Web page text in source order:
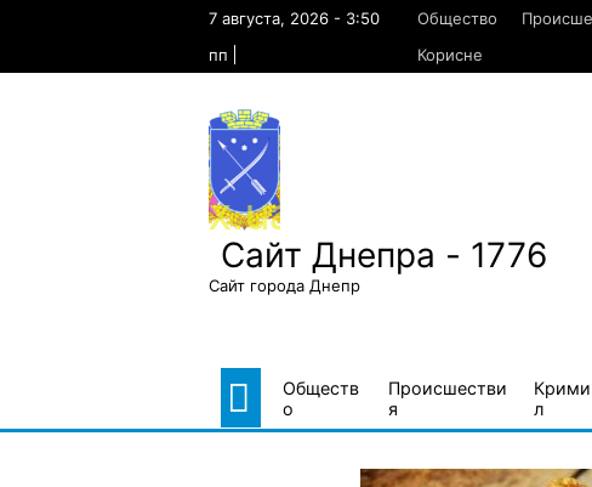
7 августа, 2026 - 3:50
пп
Общество
Корисне
Сайт Днепра - 1776
Сайт города Днепр
Обществ
о
Происшестви
я
л